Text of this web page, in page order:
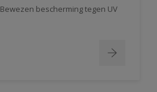
Bewezen bescherming tegen UV